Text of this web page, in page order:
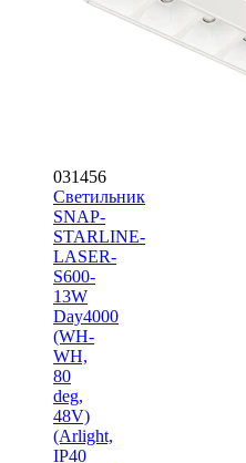
031456
Светильник
SNAP-
STARLINE-
LASER-
S600-
13W
Day4000
(WH-
WH,
80
deg,
48V)
(Arlight,
IP40